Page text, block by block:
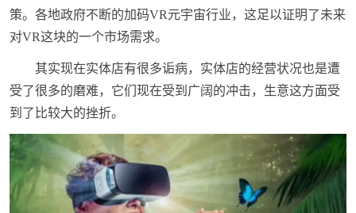
策。各地政府不断的加码VR元宇宙行业，这足以证明了未来
对VR这块的一个市场需求。
其实现在实体店有很多诟病，实体店的经营状况也是遭
受了很多的磨难，它们现在受到广阔的冲击，生意这方面受
到了比较大的挫折。